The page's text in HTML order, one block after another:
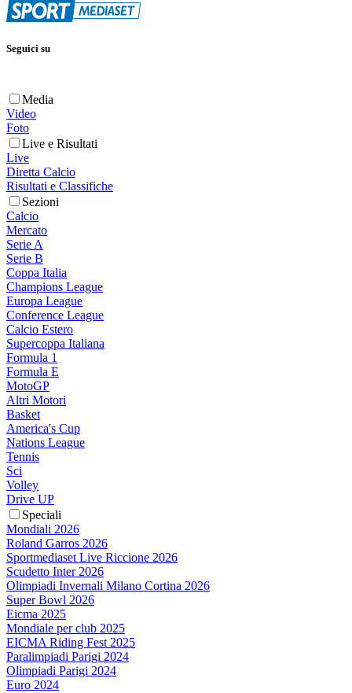
Seguici su
Media
Video
Foto
Live e Risultati
Live
Diretta Calcio
Risultati e Classifiche
Sezioni
Calcio
Mercato
Serie A
Serie B
Coppa Italia
Champions League
Europa League
Conference League
Calcio Estero
Supercoppa Italiana
Formula 1
Formula E
MotoGP
Altri Motori
Basket
America's Cup
Nations League
Tennis
Sci
Volley
Drive UP
Speciali
Mondiali 2026
Roland Garros 2026
Sportmediaset Live Riccione 2026
Scudetto Inter 2026
Olimpiadi Invernali Milano Cortina 2026
Super Bowl 2026
Eicma 2025
Mondiale per club 2025
EICMA Riding Fest 2025
Paralimpiadi Parigi 2024
Olimpiadi Parigi 2024
Euro 2024